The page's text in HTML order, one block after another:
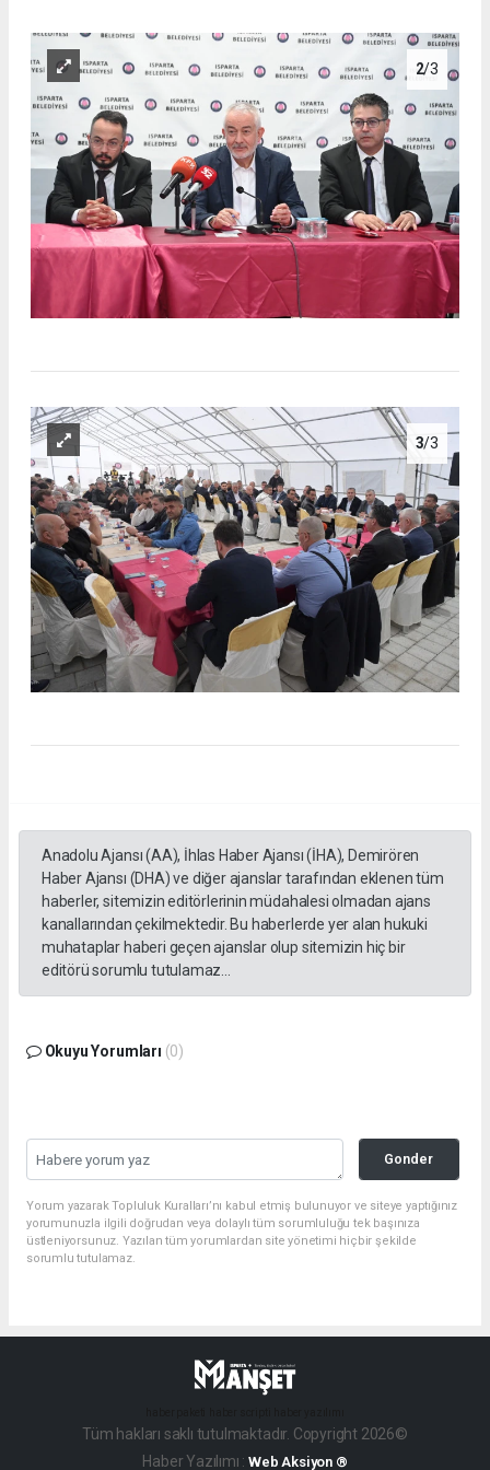
2/3
3/3
Anadolu Ajansı (AA), İhlas Haber Ajansı (İHA), Demirören
Haber Ajansı (DHA) ve diğer ajanslar tarafından eklenen tüm
haberler, sitemizin editörlerinin müdahalesi olmadan ajans
kanallarından çekilmektedir. Bu haberlerde yer alan hukuki
muhataplar haberi geçen ajanslar olup sitemizin hiç bir
editörü sorumlu tutulamaz...
Okuyu Yorumları (0)
Gonder
Yorum yazarak Topluluk Kuralları’nı kabul etmiş bulunuyor ve siteye yaptığınız
yorumunuzla ilgili doğrudan veya dolaylı tüm sorumluluğu tek başınıza
üstleniyorsunuz. Yazılan tüm yorumlardan site yönetimi hiçbir şekilde
sorumlu tutulamaz.
Tüm hakları saklı tutulmaktadır. Copyright 2026©
Haber Yazılımı :Web Aksiyon ®